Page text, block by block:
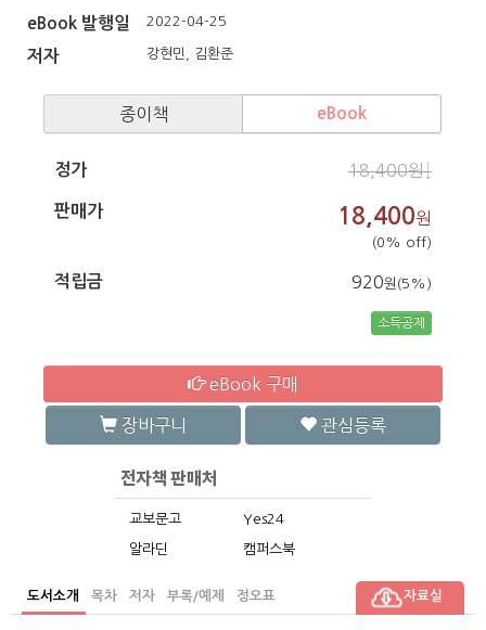
eBook 발행일 2022-04-25
저자 강현민, 김환준
종이책 eBook
정가 18,400원↓
판매가 18,400원
(0% off)
적립금 920원(5%)
소득공제
eBook 구매
장바구니 관심등록
교보문고 Yes24
알라딘 캠퍼스북
도서소개 목차 저자 부록/예제 정오표 자료실